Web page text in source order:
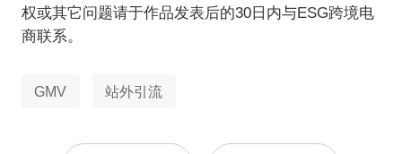
权或其它问题请于作品发表后的30日内与ESG跨境电
商联系。
GMV 站外引流